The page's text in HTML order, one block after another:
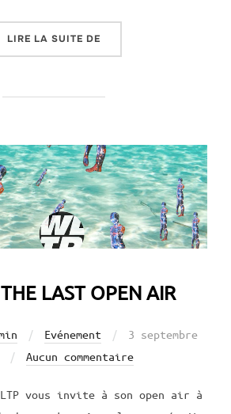
LIRE LA SUITE DE
LAST OPEN AIR
Evénement
Publié
le
3 septembre
Aucun commentaire
vous invite à son open air à